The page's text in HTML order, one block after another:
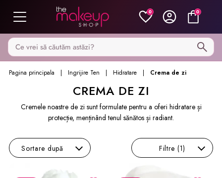
0 0
Caută pe MakeupShop
Pagina principala Ingrijire Ten Hidratare Crema de zi
CREMA DE ZI
Cremele noastre de zi sunt formulate pentru a oferi hidratare și
protecție, menținând tenul sănătos și radiant.
Sortare după Filtre (1)